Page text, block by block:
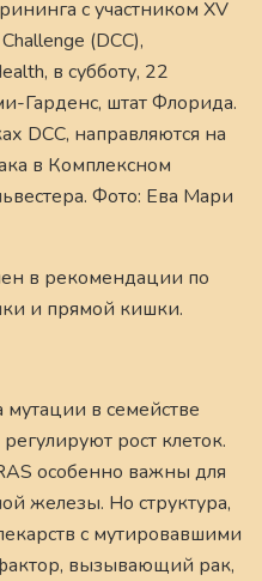
с участником XV
(DCC),
в субботу, 22
Гарденс, штат Флорида.
DCC, направляются на
в Комплексном
Фото: Ева Мари
в рекомендации по
и прямой кишки.
в семействе
рост клеток.
особенно важны для
железы. Но структура,
с мутировавшими
фактор, вызывающий рак,